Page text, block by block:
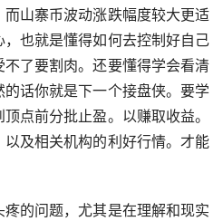
而山寨币波动涨跌幅度较大更适
，也就是懂得如何去控制好自己
了要割肉。还要懂得学会看清
话你就是下一个接盘侠。要学
点前分批止盈。以赚取收益。
及相关机构的利好行情。才能
的问题，尤其是在理解和现实